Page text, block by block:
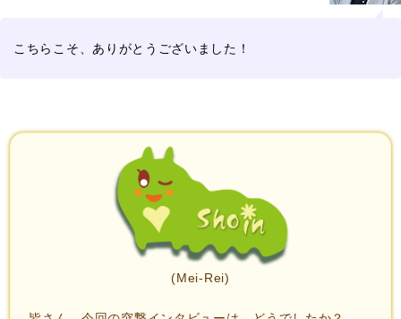
こちらこそ、ありがとうございました！
(Mei-Rei)